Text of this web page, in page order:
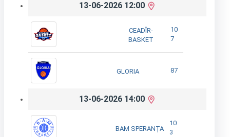
13-06-2026 12:00
CEADÎR-
BASKET
10
7
GLORIA 87
13-06-2026 14:00
BAM SPERANȚA
10
3